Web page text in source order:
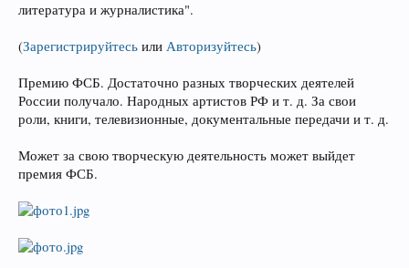
литература и журналистика".
(Зарегистрируйтесь или Авторизуйтесь)
Премию ФСБ. Достаточно разных творческих деятелей
России получало. Народных артистов РФ и т. д. За свои
роли, книги, телевизионные, документальные передачи и т. д.
Может за свою творческую деятельность может выйдет
премия ФСБ.